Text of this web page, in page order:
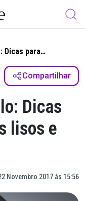
Dicas para
alinhados
Compartilhar
Dicas
lisos e
Novembro 2017 às 15:56